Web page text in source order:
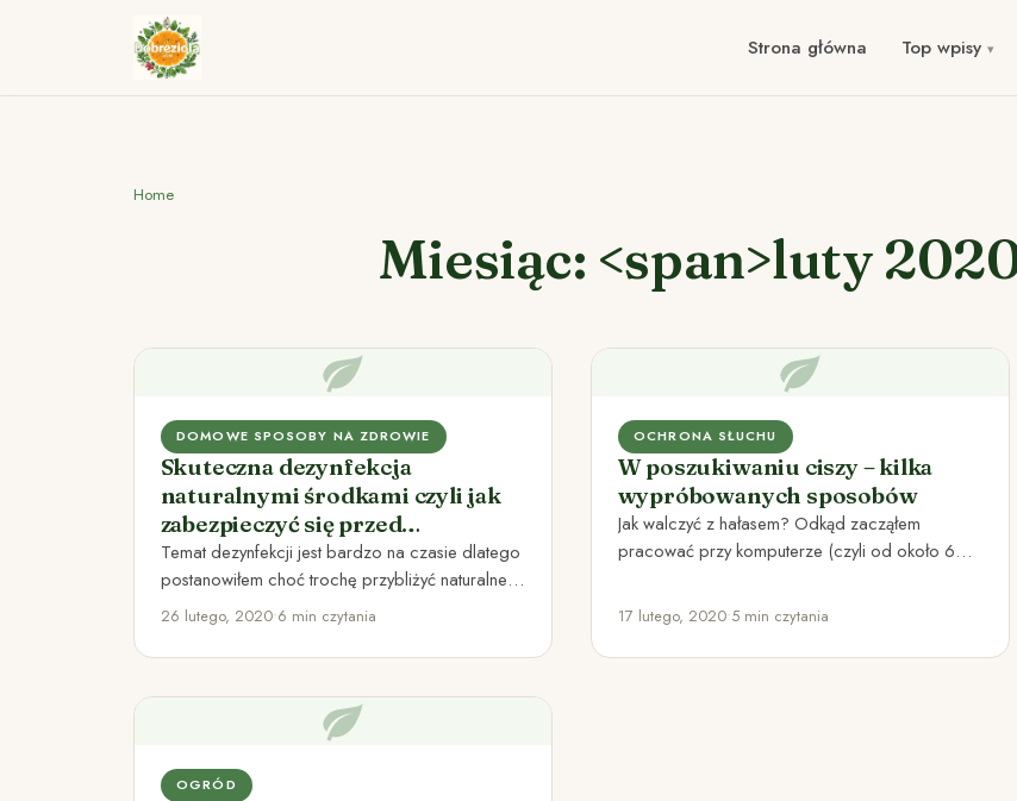
Strona główna Top wpisy
Home
Miesiąc: <span>luty
DOMOWE SPOSOBY NA ZDROWIE
Skuteczna dezynfekcja
naturalnymi środkami czyli jak
zabezpieczyć się przed
bakteriami, wirusami i grzybami.
Temat dezynfekcji jest bardzo na czasie dlatego
postanowiłem choć trochę przybliżyć naturalne
metody dezynfekcji, które mogą być przydatne…
26 lutego, 2020•6 min czytania
OCHRONA SŁUCHU
W poszukiwaniu ciszy – kilka
wypróbowanych sposobów
Jak walczyć z hałasem? Odkąd zacząłem
pracować przy komputerze (czyli od około 6
17 lutego, 2020•5 min czytania
OGRÓD